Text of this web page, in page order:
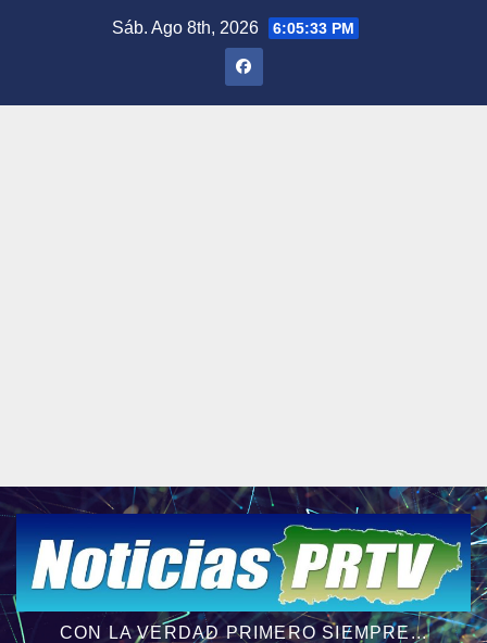
Sáb. Ago 8th, 2026 6:05:34 PM
CON LA VERDAD PRIMERO SIEMPRE...